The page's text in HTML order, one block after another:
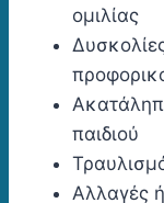
ομιλίας
παιδιού
Αλλαγές